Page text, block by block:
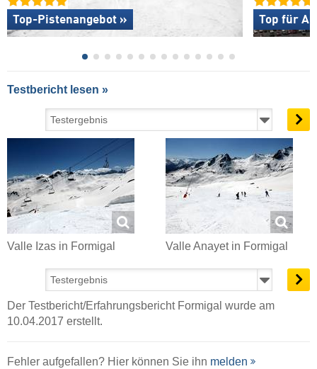
Top-Pistenangebot » Top für
Testbericht lesen »
Valle Izas in Formigal Valle Anayet in Formigal
Der Testbericht/Erfahrungsbericht Formigal wurde am
10.04.2017 erstellt.
Fehler aufgefallen? Hier können Sie ihn melden